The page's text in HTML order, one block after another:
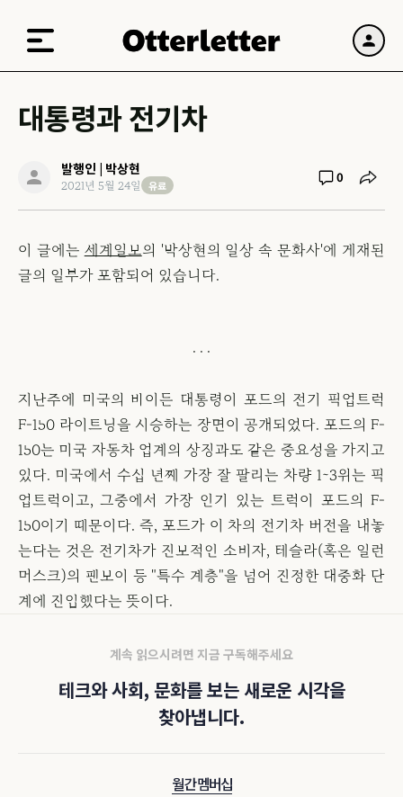
대통령과 전기차
발행인 | 박상현
2021년 5월 24일 유료 0
이 글에는 세계일보 의 '박상현의 일상 속 문화사'에 게재된
글의 일부가 포함되어 있습니다.
지난주에 미국의 바이든 대통령이 포드의 전기 픽업트럭
F-150 라이트닝을 시승하는 장면이 공개되었다. 포드의 F-
150는 미국 자동차 업계의 상징과도 같은 중요성을 가지고
있다. 미국에서 수십 년째 가장 잘 팔리는 차량 1~3위는 픽
업트럭이고, 그중에서 가장 인기 있는 트럭이 포드의 F-
150이기 때문이다. 즉, 포드가 이 차의 전기차 버전을 내놓
는다는 것은 전기차가 진보적인 소비자, 테슬라(혹은 일런
머스크)의 팬보이 등 "특수 계층"을 넘어 진정한 대중화 단
계에 진입했다는 뜻이다.
계속 읽으시려면 지금 구독해주세요
테크와 사회, 문화를 보는 새로운 시각을
찾아냅니다.
월간 멤버십